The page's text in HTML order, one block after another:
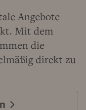
Angebote
Mit dem
die
direkt zu